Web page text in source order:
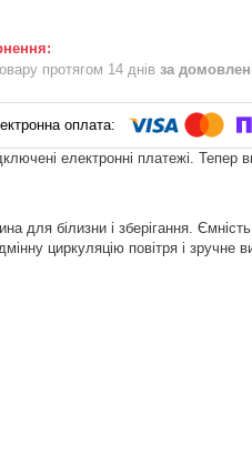
протягом 14 днів за
електронні платежі.
для білизни і зберігання.
циркуляцію повітря і зручне